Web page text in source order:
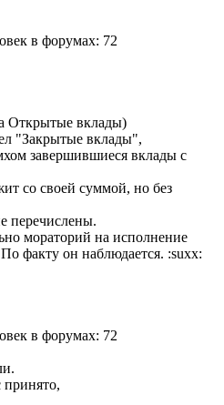
Открытые вклады)
"Закрытые вклады",
завершившиеся вклады с
со своей суммой, но без
перечислены.
мораторий на исполнение
По факту он наблюдается. :suxx:
принято,